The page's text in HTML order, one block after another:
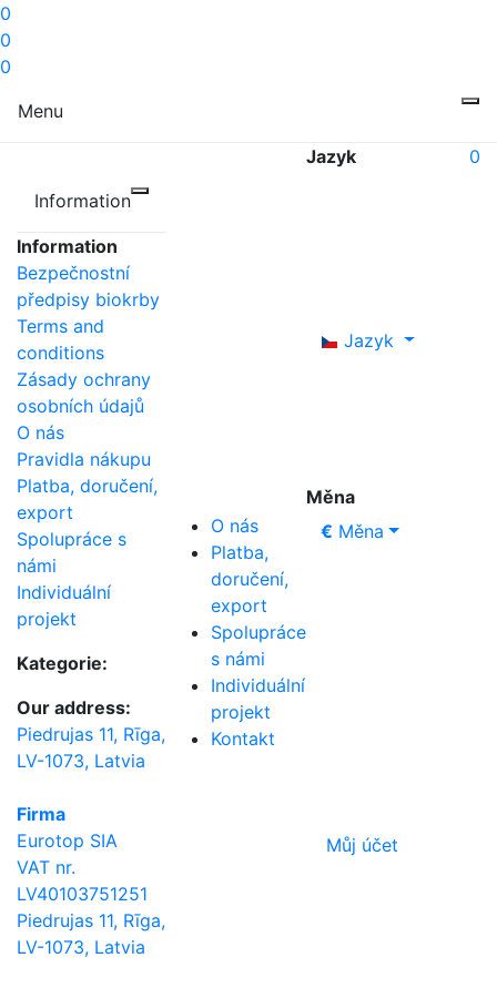
0
0
0
Menu
Information
Information
Bezpečnostní
předpisy biokrby
Terms and
conditions
Zásady ochrany
osobních údajů
O nás
Pravidla nákupu
Platba, doručení,
export
Spolupráce s
námi
Individuální
projekt
Kategorie:
Our address:
Piedrujas 11, Rīga,
LV-1073, Latvia
Firma
Eurotop SIA
VAT nr.
LV40103751251
Piedrujas 11, Rīga,
LV-1073, Latvia
O nás
Platba,
doručení,
export
Spolupráce
s námi
Individuální
projekt
Kontakt
Jazyk
Jazyk
Měna
€ Měna
Můj účet
0